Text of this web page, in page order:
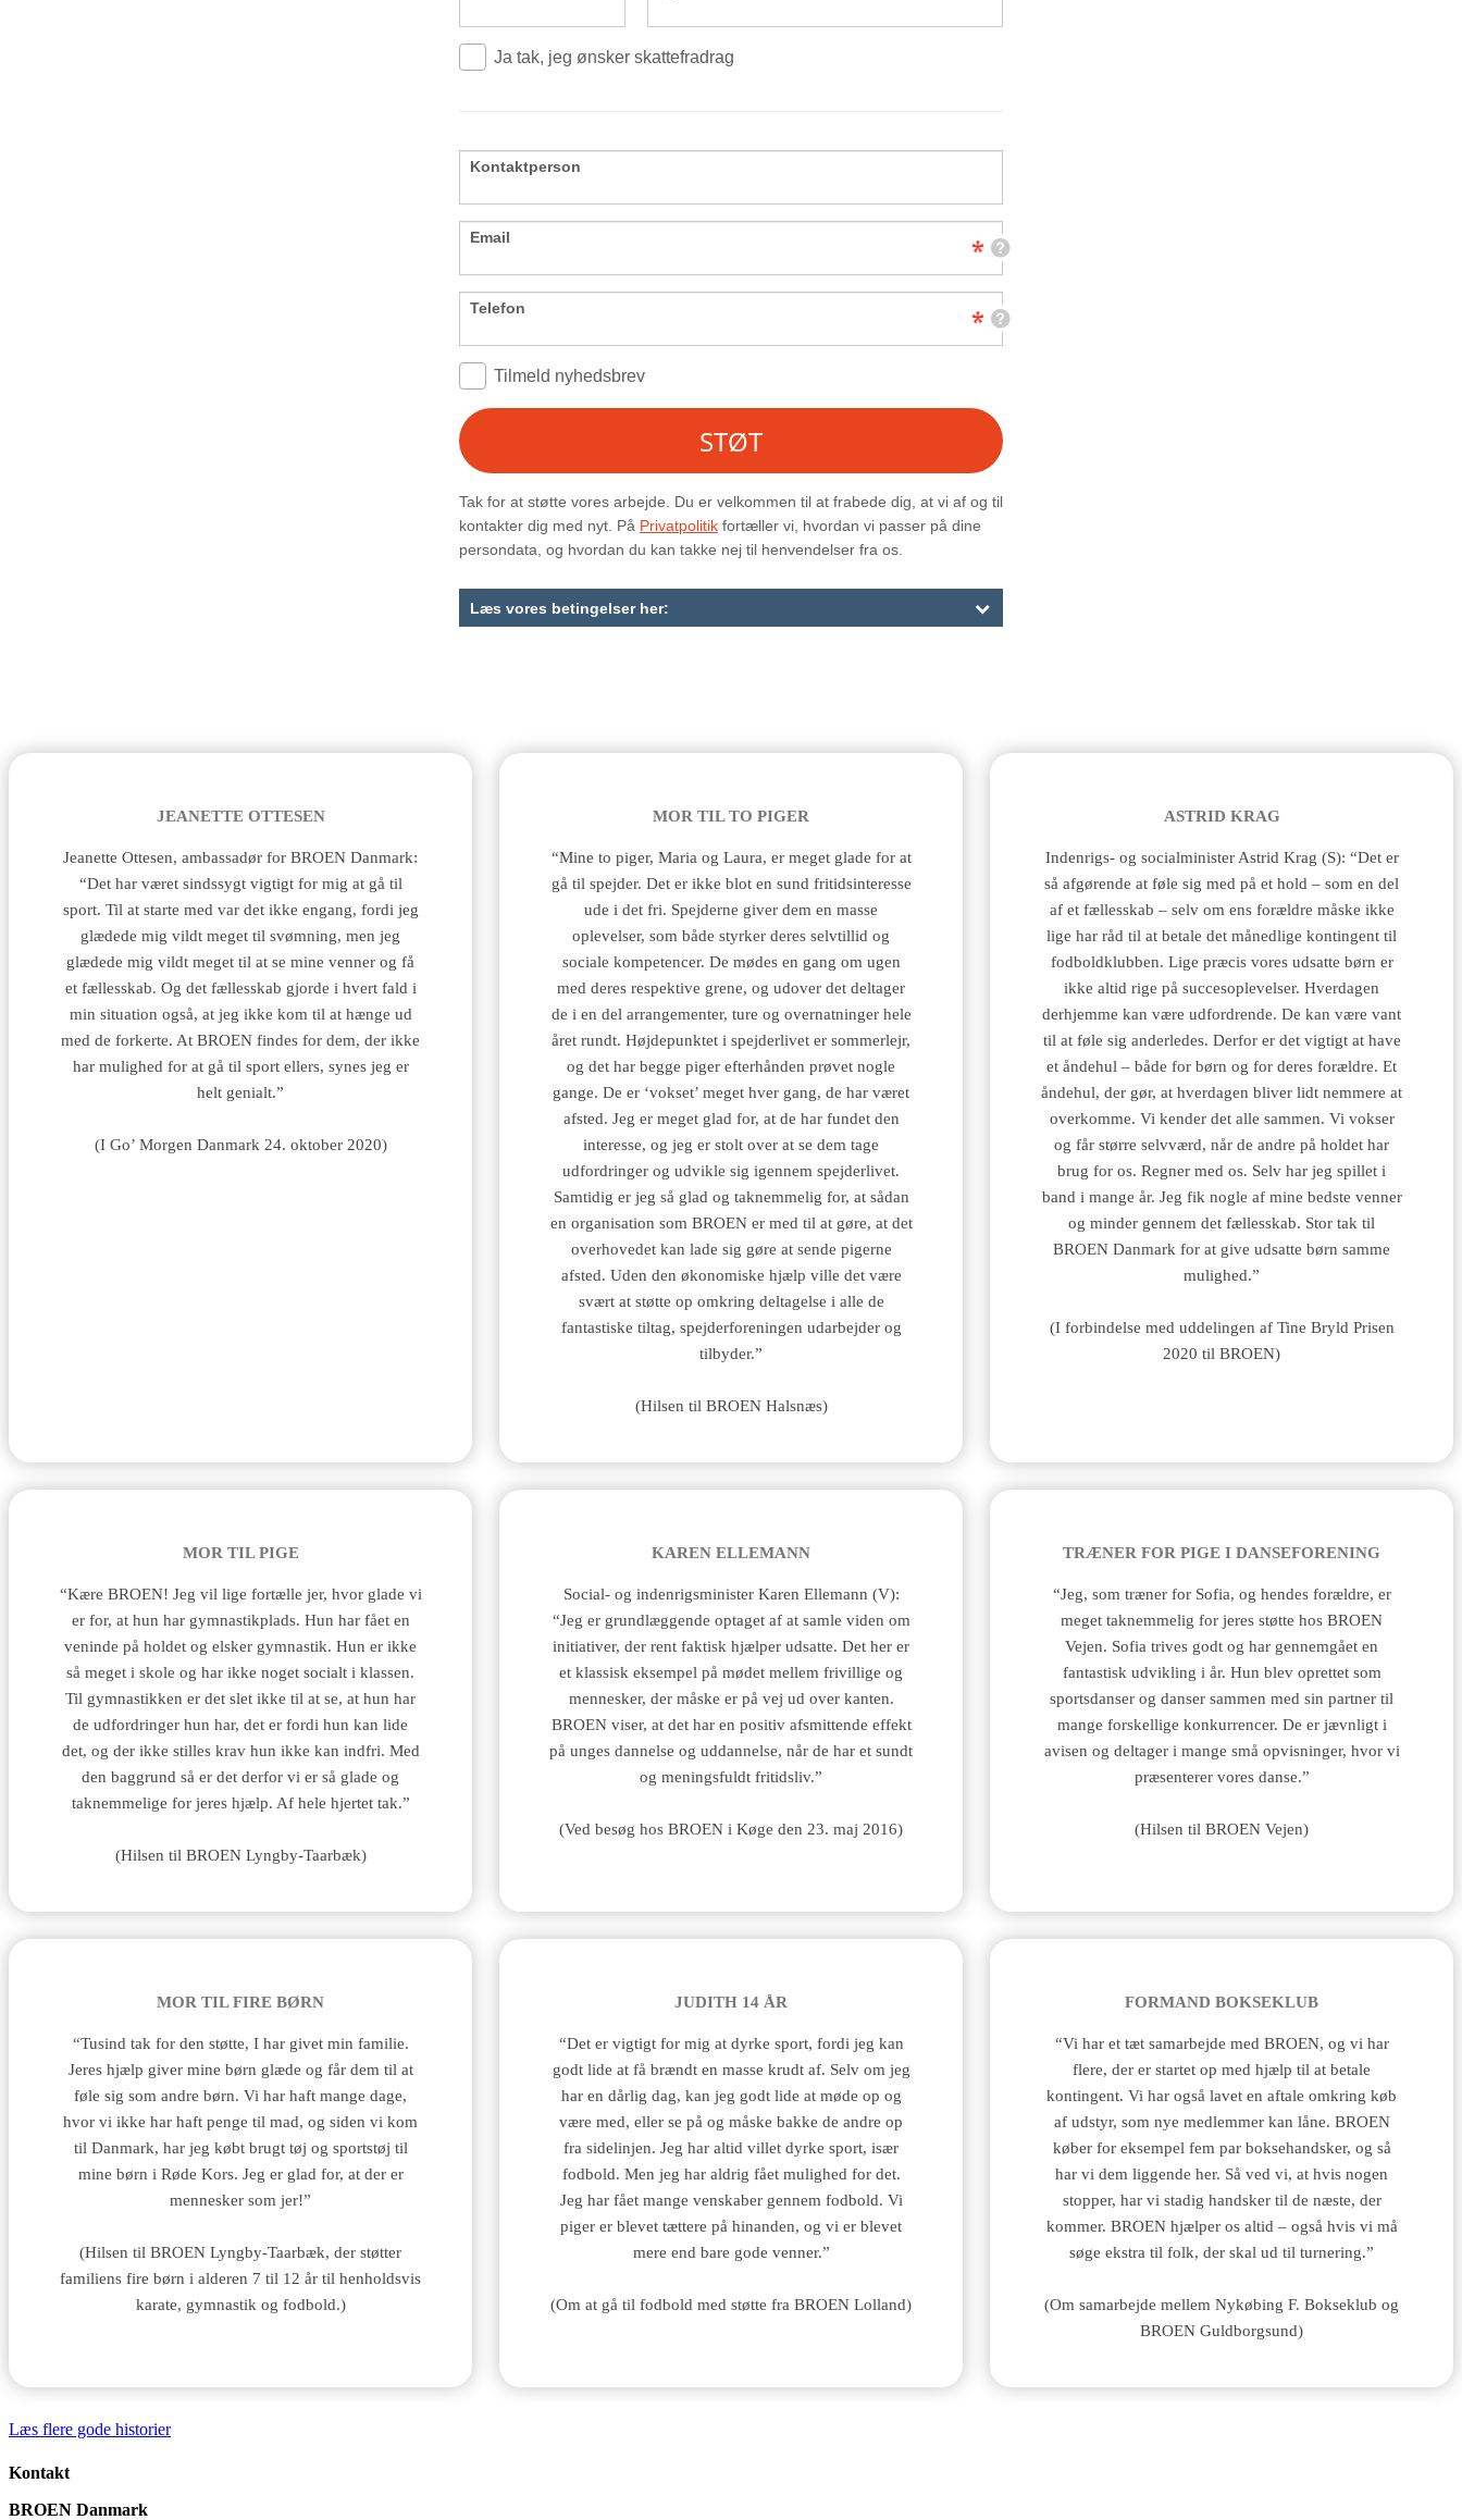
JEANETTE OTTESEN
Jeanette Ottesen, ambassadør for BROEN Danmark:
“Det har været sindssygt vigtigt for mig at gå til
sport. Til at starte med var det ikke engang, fordi jeg
glædede mig vildt meget til svømning, men jeg
glædede mig vildt meget til at se mine venner og få
et fællesskab. Og det fællesskab gjorde i hvert fald i
min situation også, at jeg ikke kom til at hænge ud
med de forkerte. At BROEN findes for dem, der ikke
har mulighed for at gå til sport ellers, synes jeg er
helt genialt.”
(I Go’ Morgen Danmark 24. oktober 2020)
MOR TIL TO PIGER
“Mine to piger, Maria og Laura, er meget glade for at
gå til spejder. Det er ikke blot en sund fritidsinteresse
ude i det fri. Spejderne giver dem en masse
oplevelser, som både styrker deres selvtillid og
sociale kompetencer. De mødes en gang om ugen
med deres respektive grene, og udover det deltager
de i en del arrangementer, ture og overnatninger hele
året rundt. Højdepunktet i spejderlivet er sommerlejr,
og det har begge piger efterhånden prøvet nogle
gange. De er ‘vokset’ meget hver gang, de har været
afsted. Jeg er meget glad for, at de har fundet den
interesse, og jeg er stolt over at se dem tage
udfordringer og udvikle sig igennem spejderlivet.
Samtidig er jeg så glad og taknemmelig for, at sådan
en organisation som BROEN er med til at gøre, at det
overhovedet kan lade sig gøre at sende pigerne
afsted. Uden den økonomiske hjælp ville det være
svært at støtte op omkring deltagelse i alle de
fantastiske tiltag, spejderforeningen udarbejder og
tilbyder.”
(Hilsen til BROEN Halsnæs)
ASTRID KRAG
Indenrigs- og socialminister Astrid Krag (S): “Det er
så afgørende at føle sig med på et hold – som en del
af et fællesskab – selv om ens forældre måske ikke
lige har råd til at betale det månedlige kontingent til
fodboldklubben. Lige præcis vores udsatte børn er
ikke altid rige på succesoplevelser. Hverdagen
derhjemme kan være udfordrende. De kan være vant
til at føle sig anderledes. Derfor er det vigtigt at have
et åndehul – både for børn og for deres forældre. Et
åndehul, der gør, at hverdagen bliver lidt nemmere at
overkomme. Vi kender det alle sammen. Vi vokser
og får større selvværd, når de andre på holdet har
brug for os. Regner med os. Selv har jeg spillet i
band i mange år. Jeg fik nogle af mine bedste venner
og minder gennem det fællesskab. Stor tak til
BROEN Danmark for at give udsatte børn samme
mulighed.”
(I forbindelse med uddelingen af Tine Bryld Prisen
2020 til BROEN)
MOR TIL PIGE
“Kære BROEN! Jeg vil lige fortælle jer, hvor glade vi
er for, at hun har gymnastikplads. Hun har fået en
veninde på holdet og elsker gymnastik. Hun er ikke
så meget i skole og har ikke noget socialt i klassen.
Til gymnastikken er det slet ikke til at se, at hun har
de udfordringer hun har, det er fordi hun kan lide
det, og der ikke stilles krav hun ikke kan indfri. Med
den baggrund så er det derfor vi er så glade og
taknemmelige for jeres hjælp. Af hele hjertet tak.”
(Hilsen til BROEN Lyngby-Taarbæk)
KAREN ELLEMANN
Social- og indenrigsminister Karen Ellemann (V):
“Jeg er grundlæggende optaget af at samle viden om
initiativer, der rent faktisk hjælper udsatte. Det her er
et klassisk eksempel på mødet mellem frivillige og
mennesker, der måske er på vej ud over kanten.
BROEN viser, at det har en positiv afsmittende effekt
på unges dannelse og uddannelse, når de har et sundt
og meningsfuldt fritidsliv.”
(Ved besøg hos BROEN i Køge den 23. maj 2016)
TRÆNER FOR PIGE I DANSEFORENING
“Jeg, som træner for Sofia, og hendes forældre, er
meget taknemmelig for jeres støtte hos BROEN
Vejen. Sofia trives godt og har gennemgået en
fantastisk udvikling i år. Hun blev oprettet som
sportsdanser og danser sammen med sin partner til
mange forskellige konkurrencer. De er jævnligt i
avisen og deltager i mange små opvisninger, hvor vi
præsenterer vores danse.”
(Hilsen til BROEN Vejen)
MOR TIL FIRE BØRN
“Tusind tak for den støtte, I har givet min familie.
Jeres hjælp giver mine børn glæde og får dem til at
føle sig som andre børn. Vi har haft mange dage,
hvor vi ikke har haft penge til mad, og siden vi kom
til Danmark, har jeg købt brugt tøj og sportstøj til
mine børn i Røde Kors. Jeg er glad for, at der er
mennesker som jer!”
(Hilsen til BROEN Lyngby-Taarbæk, der støtter
familiens fire børn i alderen 7 til 12 år til henholdsvis
karate, gymnastik og fodbold.)
JUDITH 14 ÅR
“Det er vigtigt for mig at dyrke sport, fordi jeg kan
godt lide at få brændt en masse krudt af. Selv om jeg
har en dårlig dag, kan jeg godt lide at møde op og
være med, eller se på og måske bakke de andre op
fra sidelinjen. Jeg har altid villet dyrke sport, især
fodbold. Men jeg har aldrig fået mulighed for det.
Jeg har fået mange venskaber gennem fodbold. Vi
piger er blevet tættere på hinanden, og vi er blevet
mere end bare gode venner.”
(Om at gå til fodbold med støtte fra BROEN Lolland)
FORMAND BOKSEKLUB
“Vi har et tæt samarbejde med BROEN, og vi har
flere, der er startet op med hjælp til at betale
kontingent. Vi har også lavet en aftale omkring køb
af udstyr, som nye medlemmer kan låne. BROEN
køber for eksempel fem par boksehandsker, og så
har vi dem liggende her. Så ved vi, at hvis nogen
stopper, har vi stadig handsker til de næste, der
kommer. BROEN hjælper os altid – også hvis vi må
søge ekstra til folk, der skal ud til turnering.”
(Om samarbejde mellem Nykøbing F. Bokseklub og
BROEN Guldborgsund)
Læs flere gode historier
Kontakt
BROEN Danmark